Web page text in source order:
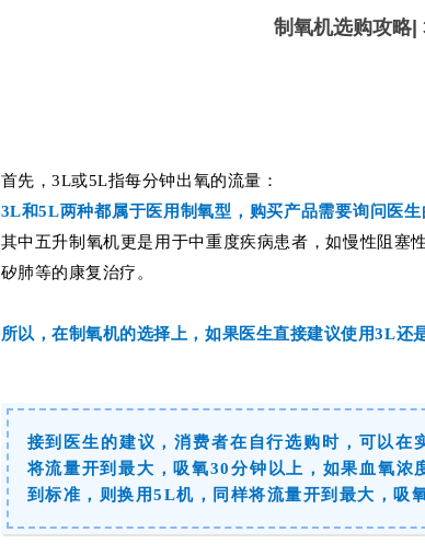
制氧机选购攻略|
首先，3L或5L指每分钟出氧的流量：
3L和5L两种都属于医用制氧型，购买产品需要询问医生
其中五升制氧机更是用于中重度疾病患者，如慢性阻塞
矽肺等的康复治疗 。
所以，在制氧机的选择上，如果医生直接建议使用3L还
接到医生的建议，消费者在自行选购时，可以在
将流量开到最大，吸氧30分钟以上，如果血氧
到标准，则换用5L机，同样将流量开到最大，吸